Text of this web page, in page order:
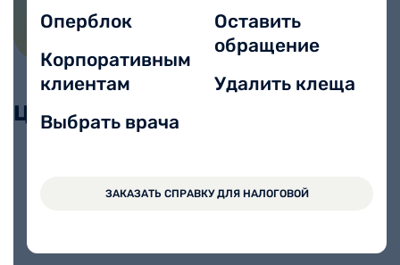
Оперблок
Корпоративным
клиентам
Выбрать врача
Оставить
обращение
Удалить клеща
ЗАКАЗАТЬ СПРАВКУ ДЛЯ НАЛОГОВОЙ
Цены
Исследование состава микробных
маркеров методом газовой